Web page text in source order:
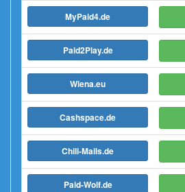
MyPaid4.de
Paid2Play.de
Wiena.eu
Cashspace.de
Chili-Mails.de
Paid-Wolf.de